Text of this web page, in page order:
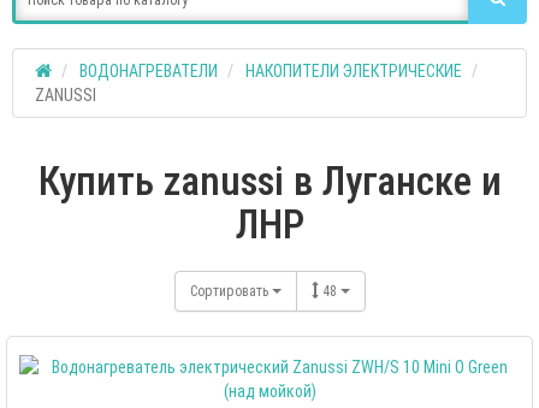
ВОДОНАГРЕВАТЕЛИ
НАКОПИТЕЛИ ЭЛЕКТРИЧЕСКИЕ
ZANUSSI
Купить zanussi в Луганске и
ЛНР
Сортировать 48